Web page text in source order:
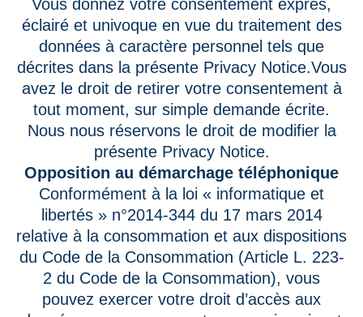
Vous donnez votre consentement exprès,
éclairé et univoque en vue du traitement des
données à caractère personnel tels que
décrites dans la présente Privacy Notice.Vous
avez le droit de retirer votre consentement à
tout moment, sur simple demande écrite.
Nous nous réservons le droit de modifier la
présente Privacy Notice.
Opposition au démarchage téléphonique
Conformément à la loi « informatique et
libertés » n°2014-344 du 17 mars 2014
relative à la consommation et aux dispositions
du Code de la Consommation (Article L. 223-
2 du Code de la Consommation), vous
pouvez exercer votre droit d’accès aux